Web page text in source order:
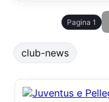
Pagina 1
club-news